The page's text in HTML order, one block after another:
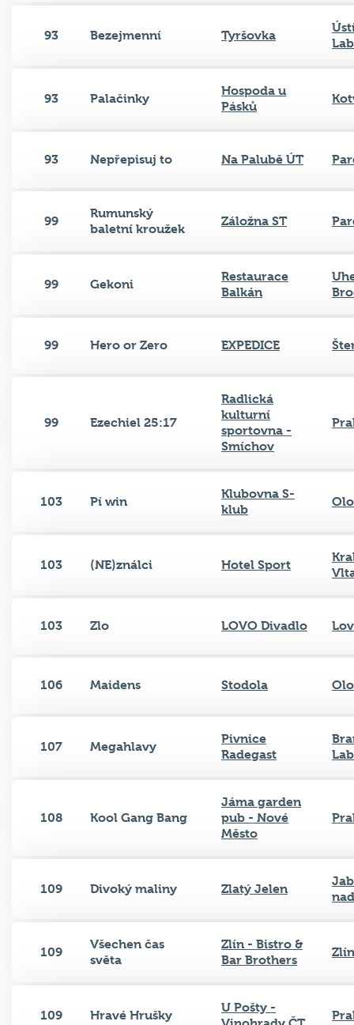
93 Bezejmenní Tyršovka
93 Palačinky
Hospoda u
Pásků
93 Nepřepisuj to Na Palubě ÚT
99
Rumunský
baletní kroužek
Záložna ST
99 Gekoni
Restaurace
Balkán
99 Hero or Zero EXPEDICE
99 Ezechiel 25:17
Radlická
kulturní
sportovna -
Smíchov
103 Pí win
Klubovna S-
klub
103 (NE)ználci Hotel Sport
103 Zlo LOVO Divadlo
106 Maidens Stodola
107 Megahlavy
Pivnice
Radegast
108 Kool Gang Bang
Jáma garden
pub - Nové
Město
109 Divoký maliny Zlatý Jelen
109
Všechen čas
světa
Zlín - Bistro &
Bar Brothers
Zlín
109 Hravé Hrušky
U Pošty -